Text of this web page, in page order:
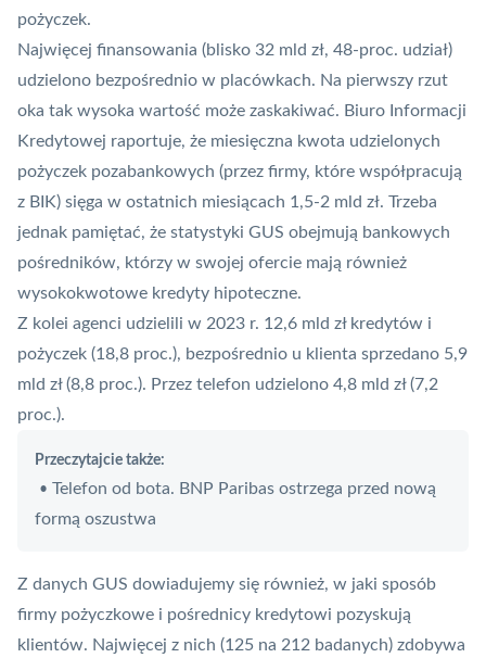
pożyczek.
Najwięcej finansowania (blisko 32 mld zł, 48-proc. udział)
udzielono bezpośrednio w placówkach. Na pierwszy rzut
oka tak wysoka wartość może zaskakiwać. Biuro Informacji
Kredytowej raportuje, że miesięczna kwota udzielonych
pożyczek pozabankowych (przez firmy, które współpracują
z BIK) sięga w ostatnich miesiącach 1,5-2 mld zł. Trzeba
jednak pamiętać, że statystyki GUS obejmują bankowych
pośredników, którzy w swojej ofercie mają również
wysokokwotowe kredyty hipoteczne.
Z kolei agenci udzielili w 2023 r. 12,6 mld zł kredytów i
pożyczek (18,8 proc.), bezpośrednio u klienta sprzedano 5,9
mld zł (8,8 proc.). Przez telefon udzielono 4,8 mld zł (7,2
proc.).
Przeczytajcie także:
• Telefon od bota. BNP Paribas ostrzega przed nową
formą oszustwa
Z danych GUS dowiadujemy się również, w jaki sposób
firmy pożyczkowe i pośrednicy kredytowi pozyskują
klientów. Najwięcej z nich (125 na 212 badanych) zdobywa